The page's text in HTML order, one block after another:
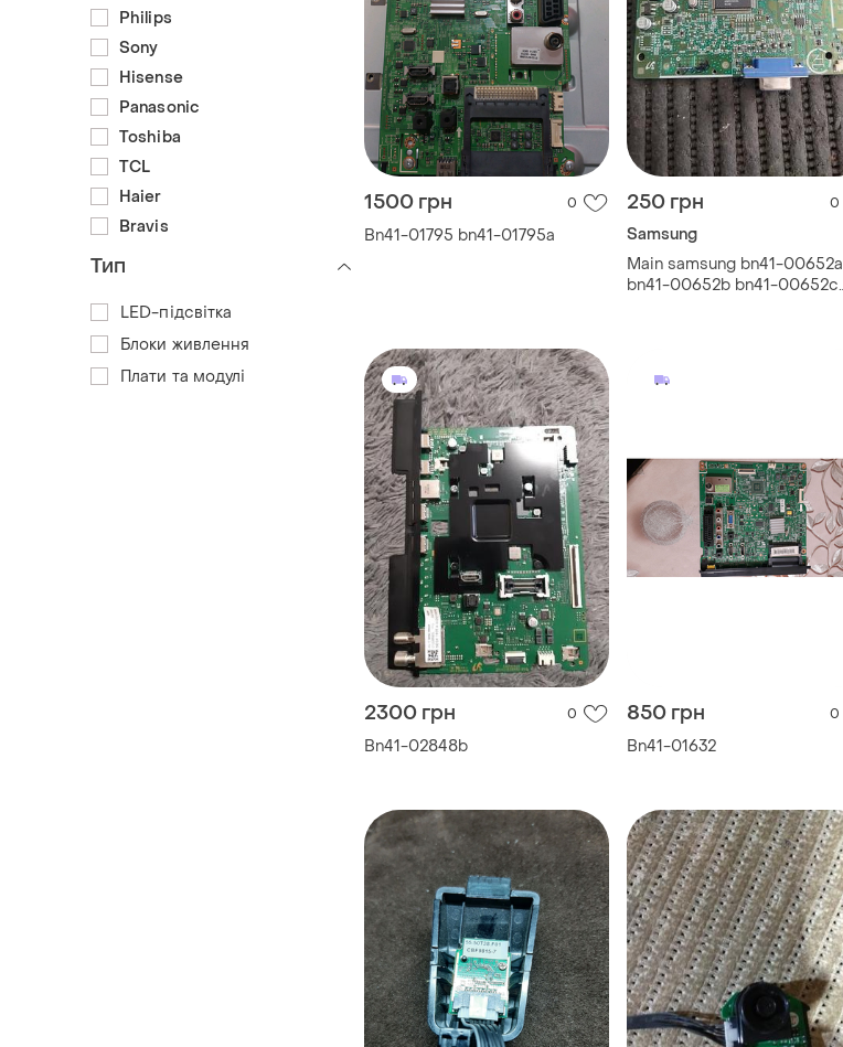
1500 грн 0
Bn41-01795 bn41-01795a
250 грн 0
Samsung
Main samsung bn41-00652a
bn41-00652b bn41-00652c
2300 грн 0
Bn41-02848b
850 грн 0
Bn41-01632
Philips
Sony
Hisense
Panasonic
Toshiba
TCL
Haier
Bravis
Тип
LED-підсвітка
Блоки живлення
Плати та модулі